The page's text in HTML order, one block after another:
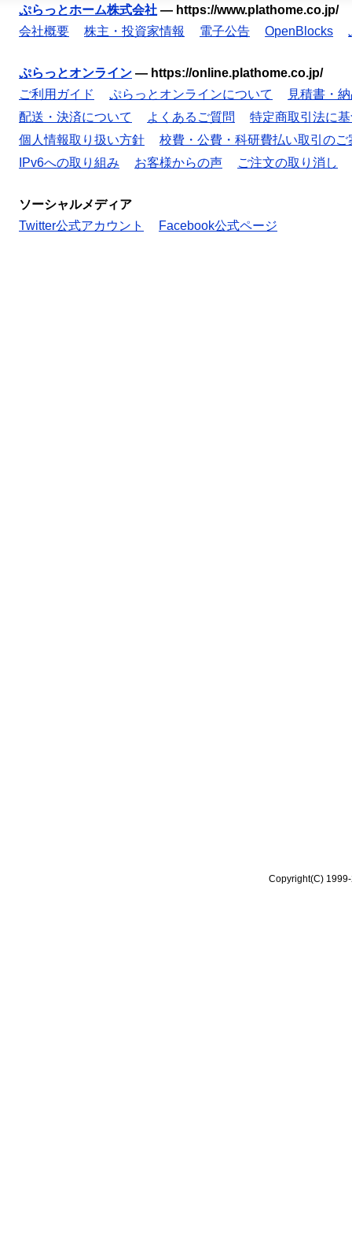
ぷらっとホーム株式会社 — https://www.plathome.co.jp/
会社概要
株主・投資家情報 電子公告 OpenBlocks
ぷらっとオンライン — https://online.plathome.co.jp/
ご利用ガイド
ぷらっとオンラインについて
見積書・
配送・決済について
よくあるご質問
特定商取引法に
個人情報取り扱い方針
校費・公費・科研費払い取引のご
IPv6への取り組み
お客様からの声 ご注文の取り消し
ソーシャルメディア
Twitter公式アカウント
Facebook公式ページ
Copyright(C)